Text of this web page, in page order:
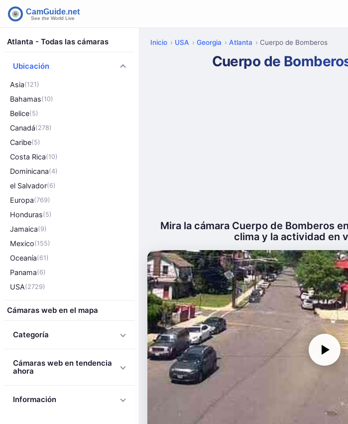
Atlanta - Todas las cámaras
Ubicación
Asia(121)
Bahamas(10)
Belice(5)
Canadá(278)
Caribe(5)
Costa Rica(10)
Dominicana(4)
el Salvador(6)
Europa(769)
Honduras(5)
Jamaica(9)
Mexico(155)
Oceanía(61)
Panama(6)
USA(2729)
Cámaras web en el mapa
Categoría
Cámaras web en tendencia
ahora
Información
Inicio USA Georgia Atlanta Cuerpo de Bomberos
Cuerpo de
Mira la cámara Cuerpo de Bomberos
clima y la actividad en